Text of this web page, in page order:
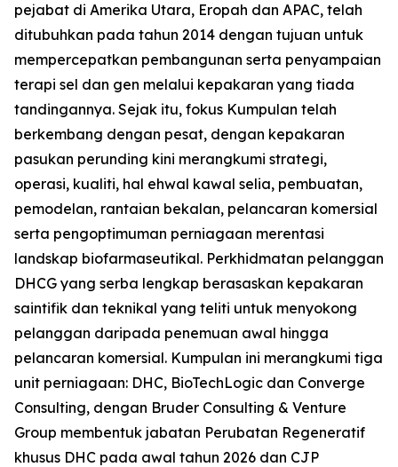
pejabat di Amerika Utara, Eropah dan APAC, telah
ditubuhkan pada tahun 2014 dengan tujuan untuk
mempercepatkan pembangunan serta penyampaian
terapi sel dan gen melalui kepakaran yang tiada
tandingannya. Sejak itu, fokus Kumpulan telah
berkembang dengan pesat, dengan kepakaran
pasukan perunding kini merangkumi strategi,
operasi, kualiti, hal ehwal kawal selia, pembuatan,
pemodelan, rantaian bekalan, pelancaran komersial
serta pengoptimuman perniagaan merentasi
landskap biofarmaseutikal. Perkhidmatan pelanggan
DHCG yang serba lengkap berasaskan kepakaran
saintifik dan teknikal yang teliti untuk menyokong
pelanggan daripada penemuan awal hingga
pelancaran komersial. Kumpulan ini merangkumi tiga
unit perniagaan: DHC, BioTechLogic dan Converge
Consulting, dengan Bruder Consulting & Venture
Group membentuk jabatan Perubatan Regeneratif
khusus DHC pada awal tahun 2026 dan CJP